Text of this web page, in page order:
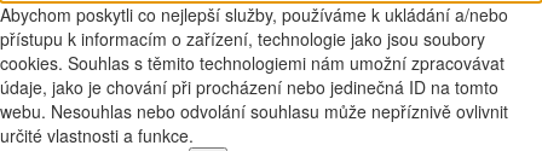
Abychom poskytli co nejlepší služby, používáme k ukládání a/nebo
přístupu k informacím o zařízení, technologie jako jsou soubory
cookies. Souhlas s těmito technologiemi nám umožní zpracovávat
údaje, jako je chování při procházení nebo jedinečná ID na tomto
webu. Nesouhlas nebo odvolání souhlasu může nepříznivě ovlivnit
určité vlastnosti a funkce.